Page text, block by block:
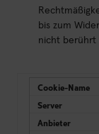
bis zum
nicht berührt